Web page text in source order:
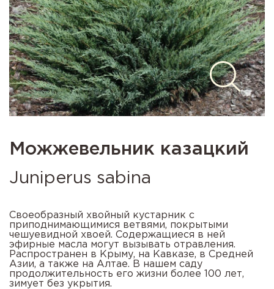
Можжевельник казацкий
Juniperus sabina
Своеобразный хвойный кустарник с
приподнимающимися ветвями, покрытыми
чешуевидной хвоей. Содержащиеся в ней
эфирные масла могут вызывать отравления.
Распространен в Крыму, на Кавказе, в Средней
Азии, а также на Алтае. В нашем саду
продолжительность его жизни более 100 лет,
зимует без укрытия.